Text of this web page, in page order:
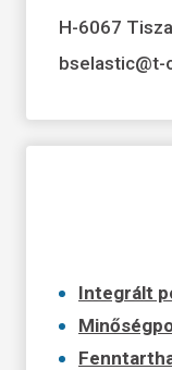
H-6067
bselastic@t-
Integrált